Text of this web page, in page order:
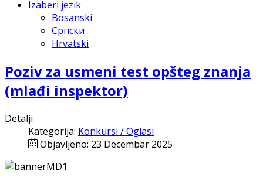
Izaberi jezik
Bosanski
Српски
Hrvatski
Poziv za usmeni test opšteg znanja
(mlađi inspektor)
Detalji
Kategorija: Konkursi / Oglasi
Objavljeno: 23 Decembar 2025